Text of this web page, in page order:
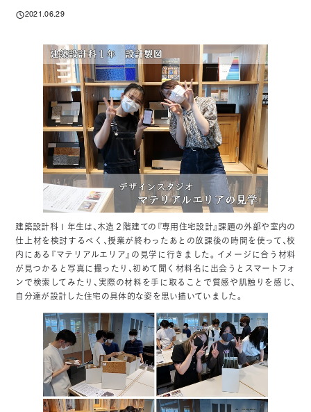
投稿日
2021.06.29
建築設計科１年生は、木造２階建ての『専用住宅設計』課題の外部や室内の
仕上材を検討するべく、授業が終わったあとの放課後の時間を使って、校
内にある『マテリアルエリア』の見学に行きました。イメージに合う材料
が見つかると写真に撮ったり、初めて聞く材料名に出会うとスマートフォ
ンで検索してみたり、実際の材料を手に取ることで質感や肌触りを感じ、
自分達が設計した住宅の具体的な姿を思い描いていました。